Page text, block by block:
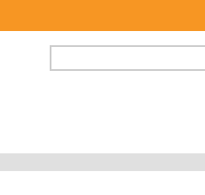
FORMULAIRE DE